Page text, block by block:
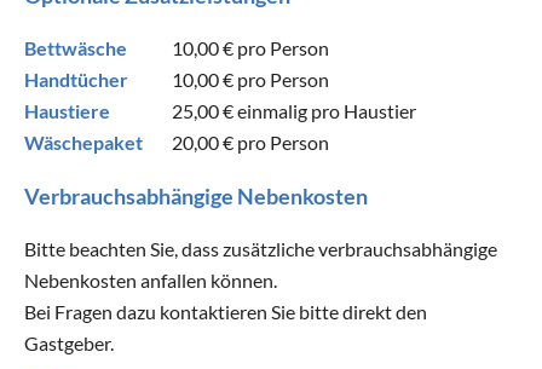
Bettwäsche 10,00 € pro Person
Handtücher
10,00 € pro Person
Haustiere
25,00 €einmalig pro Haustier
Wäschepaket
20,00 € pro Person
Verbrauchsabhängige Nebenkosten
Bitte beachten Sie, dass zusätzliche verbrauchsabhängige
Nebenkosten anfallen können.
Bei Fragen dazu kontaktieren Sie bitte direkt den
Gastgeber.